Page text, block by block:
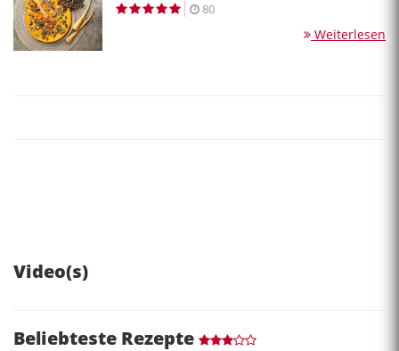
80
Weiterlesen
Video(s)
Beliebteste Rezepte